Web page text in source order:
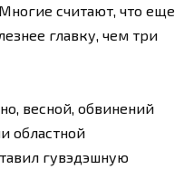
считают, что еще
главку, чем три
весной, обвинений
областной
гувэдэшную